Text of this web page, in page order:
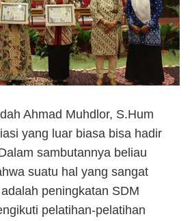
Ahmad Muhdlor, S.Hum
yang luar biasa bisa hadir
sambutannya beliau
suatu hal yang sangat
peningkatan SDM
pelatihan-pelatihan